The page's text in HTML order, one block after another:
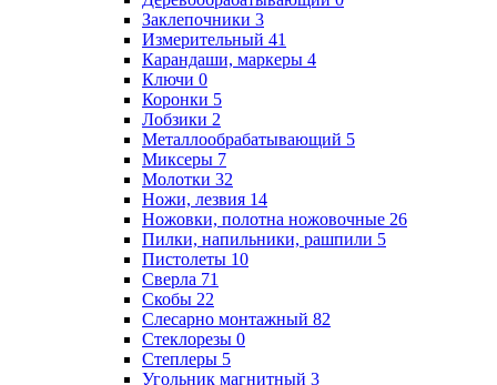
Заклепочники 3
Измерительный 41
Карандаши, маркеры 4
Ключи 0
Коронки 5
Лобзики 2
Металлообрабатывающий 5
Миксеры 7
Молотки 32
Ножи, лезвия 14
Ножовки, полотна ножовочные 26
Пилки, напильники, рашпили 5
Пистолеты 10
Сверла 71
Скобы 22
Слесарно монтажный 82
Стеклорезы 0
Степлеры 5
Угольник магнитный 3